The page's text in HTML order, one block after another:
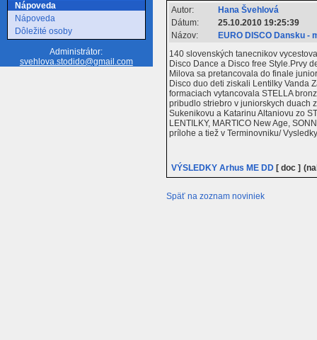
Nápoveda
Nápoveda
Dôležité osoby
Administrátor:
svehlova.stodido@gmail.com
Autor:
Hana Švehlová
Dátum:
25.10.2010 19:25:39
Názov:
EURO DISCO Dansku -
140 slovenských tanecnikov
Disco Dance a Disco free Style.Prvy
Milova sa pretancovala do finale
Disco duo deti ziskali Lentilky Vanda
formaciach vytancovala STELLA
pribudlo striebro v juniorskych duach
Sukenikovu a Katarinu Altaniovu zo
LENTILKY, MARTICO New Age,
prílohe a tiež v Terminovniku/
VÝSLEDKY Arhus ME DD [ doc ]
Späť na zoznam noviniek